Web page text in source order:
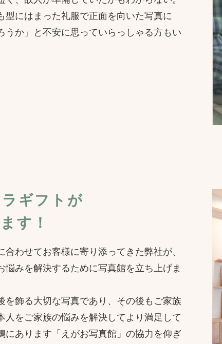
型にはまった礼服で正面を向いた写真に
うか」と不安に思っていらっしゃる方もい
ギフトが
す！
合わせてお客様に寄り添ってきた弊社が、
悩みを解決するために写真館を立ち上げま
を飾る大切な写真であり、その後もご家族
人をご家族の悩みを解決してより満足して
にあります「えがお写真館」の協力を仰ぎ